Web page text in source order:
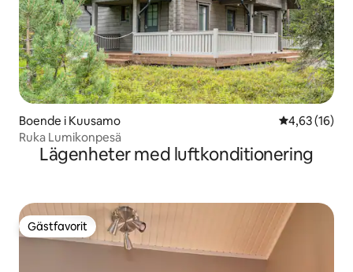
Boende i Kuusamo 4,63 av 5 i
4,63 (16)
Ruka Lumikonpesä
Lägenheter med luftkonditionering
Gästfavorit
Gästfavorit